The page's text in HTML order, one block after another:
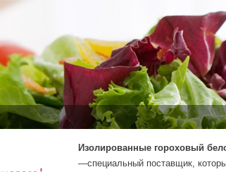
Изолированные гороховый
—специальный поставщик,